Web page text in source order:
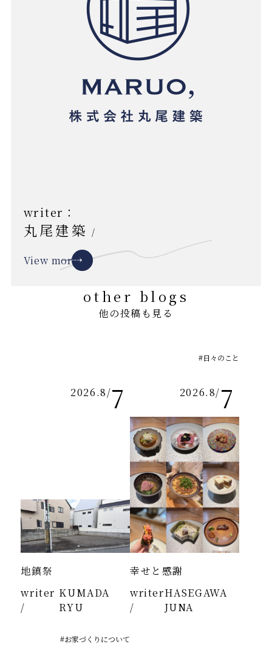
writer：
丸尾建築 /
View more
other blogs
他の投稿も見る
2026.8/7
地鎮祭
writer
/
KUMADA
RYU
2026.8/7
幸せと感謝
#日々のこと
writer
/
HASEGAWA
JUNA
#お家づくりについて